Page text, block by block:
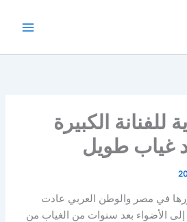
الكبيرة
غياب طويل
في مصر والوطن العربي عادت
إلى الأضواء بعد سنوات من الغياب من